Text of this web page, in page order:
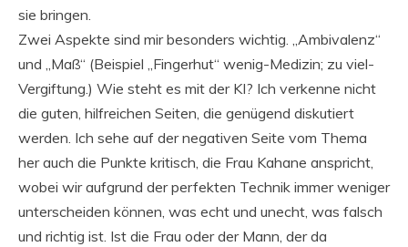
sie bringen.
Zwei Aspekte sind mir besonders wichtig. „Ambivalenz“
und „Maß“ (Beispiel „Fingerhut“ wenig-Medizin; zu viel-
Vergiftung.) Wie steht es mit der KI? Ich verkenne nicht
die guten, hilfreichen Seiten, die genügend diskutiert
werden. Ich sehe auf der negativen Seite vom Thema
her auch die Punkte kritisch, die Frau Kahane anspricht,
wobei wir aufgrund der perfekten Technik immer weniger
unterscheiden können, was echt und unecht, was falsch
und richtig ist. Ist die Frau oder der Mann, der da